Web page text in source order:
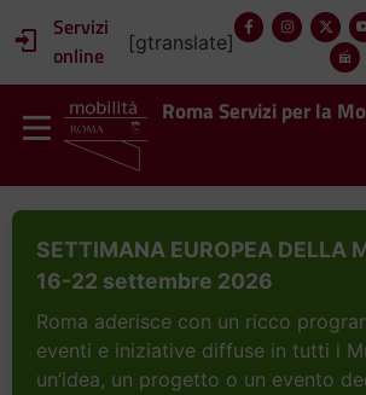
Servizi
online
[gtranslate]
Roma Servizi per la
SETTIMANA EUROPEA DELLA
16-22 settembre 2026
Roma aderisce con un ricco
eventi e iniziative diffuse in tutti i
un’idea, un progetto o un evento